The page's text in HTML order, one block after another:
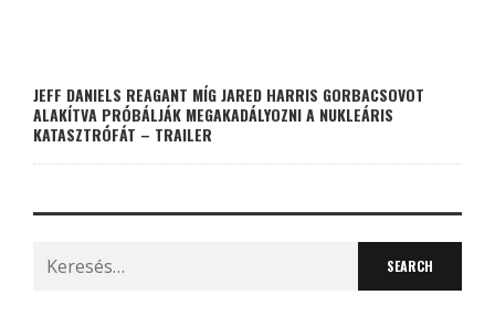
JEFF DANIELS REAGANT MÍG JARED HARRIS GORBACSOVOT
ALAKÍTVA PRÓBÁLJÁK MEGAKADÁLYOZNI A NUKLEÁRIS
KATASZTRÓFÁT – TRAILER
Search
for: